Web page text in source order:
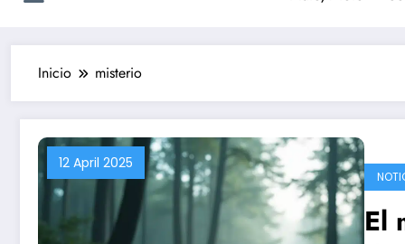
Inicio misterio
12 April 2025
El